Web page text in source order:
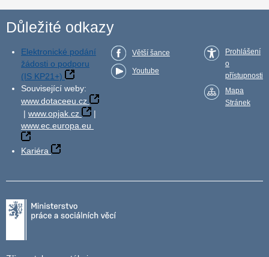
Důležité odkazy
Elektronické podání
žádosti o podporu
(IS KP21+)
Související weby:
www.dotaceeu.cz
| www.opjak.cz
|
www.ec.europa.eu
Kariéra
Větší šance
Youtube
Prohlášení
o
přístupnosti
Mapa
Stránek